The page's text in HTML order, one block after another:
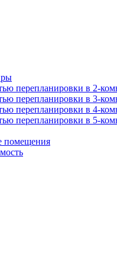
перепланировки в 2-
перепланировки в 3-
перепланировки в 4-
перепланировки в 5-
помещения